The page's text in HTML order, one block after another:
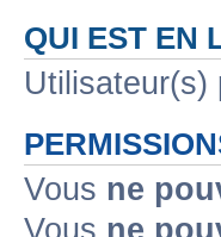
QUI EST EN
Utilisateur(s)
Vous ne
Vous ne